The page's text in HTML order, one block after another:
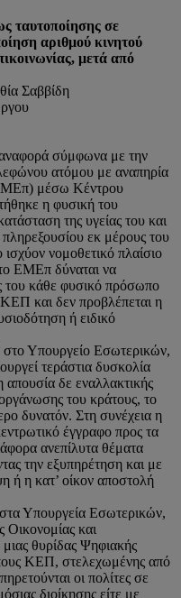
ταυτοποίησης σε
αριθμού κινητού
μετά από
Σαββίδη
σύμφωνα με την
ατόμου με αναπηρία
μέσω Κέντρου
η φυσική του
της υγείας του και
εκ μέρους του
νομοθετικό πλαίσιο
ΕΜΕπ δύναται να
του κάθε φυσικό πρόσωπο
και δεν προβλέπεται η
ή ειδικό
Υπουργείο Εσωτερικών,
τεράστια δυσκολία
απουσία δε εναλλακτικής
του κράτους, το
δυνατόν. Στη συνέχεια η
έγγραφο προς τα
ανεπίλυτα θέματα
την εξυπηρέτηση και με
ή η κατ’ οίκον αποστολή
Υπουργεία Εσωτερικών,
Οικονομίας και
θυρίδας Ψηφιακής
ΚΕΠ, στελεχωμένης από
οι πολίτες σε
διοίκησης είτε με